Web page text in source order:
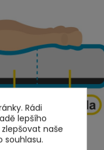
Rádi
lepšího
naše
souhlasu.